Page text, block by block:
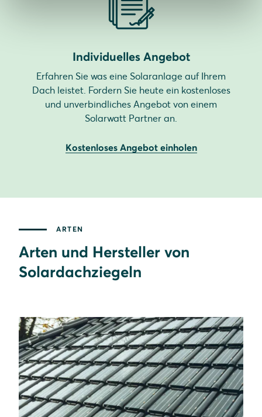
Individuelles Angebot
Erfahren Sie was eine Solaranlage auf Ihrem
Dach leistet. Fordern Sie heute ein kostenloses
und unverbindliches Angebot von einem
Solarwatt Partner an.
Kostenloses Angebot einholen
ARTEN
Arten und Hersteller von
Solardachziegeln